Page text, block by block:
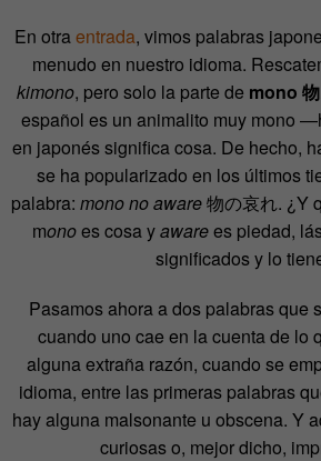
En otraentrada, vimos palabras
menudo en nuestro idioma.
kimono, pero solo la parte de mono 物
español es un animalito muy mono
en japonés significa cosa. De hecho,
se ha popularizado en los últimos
palabra: mono no aware物の哀れ. ¿Y
monoes cosa yawarees piedad,
significados y lo
Pasamos ahora a dos palabras que
cuando uno cae en la cuenta de lo
alguna extraña razón, cuando se
idioma, entre las primeras palabras
hay alguna malsonante u obscena. Y
curiosas o, mejor dicho,